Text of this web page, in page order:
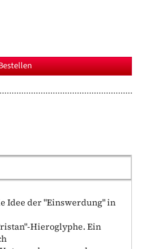
Idee der "Einswerdung" in
Hieroglyphe. Ein